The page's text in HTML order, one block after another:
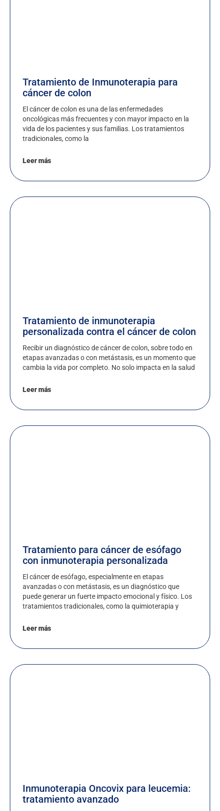
Tratamiento de Inmunoterapia para
cáncer de colon
El cáncer de colon es una de las enfermedades
oncológicas más frecuentes y con mayor impacto en la
vida de los pacientes y sus familias. Los tratamientos
tradicionales, como la
Leer más
Tratamiento de inmunoterapia
personalizada contra el cáncer de colon
Recibir un diagnóstico de cáncer de colon, sobre todo en
etapas avanzadas o con metástasis, es un momento que
cambia la vida por completo. No solo impacta en la salud
Leer más
Tratamiento para cáncer de esófago
con inmunoterapia personalizada
El cáncer de esófago, especialmente en etapas
avanzadas o con metástasis, es un diagnóstico que
puede generar un fuerte impacto emocional y físico. Los
tratamientos tradicionales, como la quimioterapia y
Leer más
Inmunoterapia Oncovix para leucemia:
tratamiento avanzado